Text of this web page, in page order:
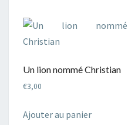
Un lion nommé Christian
€3,00
Ajouter au panier